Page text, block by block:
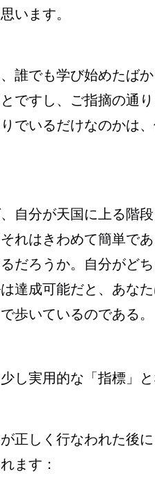
います。
誰でも学び始めたば
ですし、ご指摘の通
でいるだけなのかは
自分が天国に上る階
れはきわめて簡単で
だろうか。自分がど
達成可能だと、あな
歩いているのである
し実用的な「指標」
正しく行なわれた後
ます：